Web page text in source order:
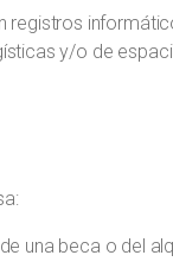
y/o de
una beca o del